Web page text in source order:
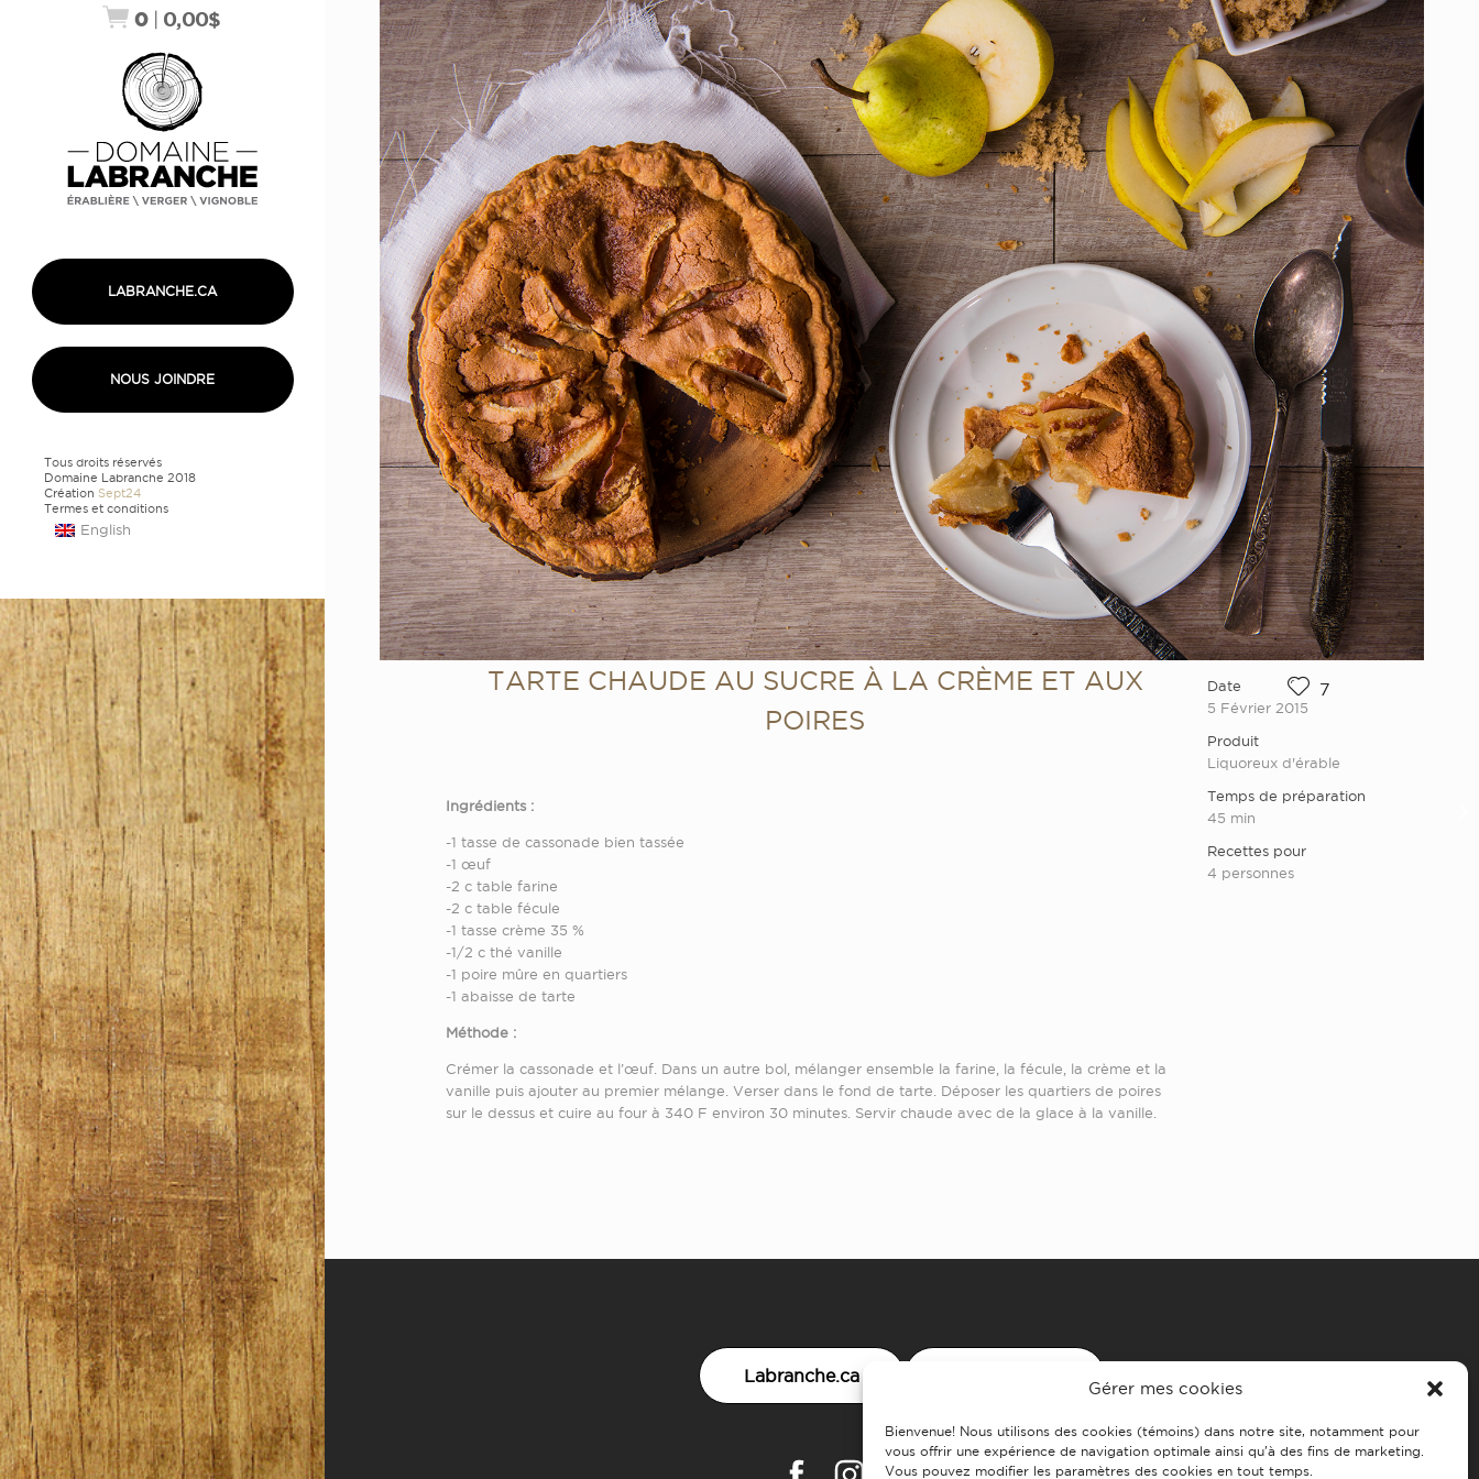
Gérer mes cookies
Bienvenue! Nous utilisons des cookies (témoins) dans notre site, notamment pour
vous offrir une expérience de navigation optimale ainsi qu’à des fins de marketing.
Vous pouvez modifier les paramètres des cookies en tout temps.
0 | 0,00$
LABRANCHE.CA
NOUS JOINDRE
Tous droits réservés
Domaine Labranche 2018
Création Sept24
Termes et conditions
English
TARTE CHAUDE AU SUCRE À LA CRÈME ET AUX
POIRES
Ingrédients :
-1 tasse de cassonade bien tassée
-1 œuf
-2 c table farine
-2 c table fécule
-1 tasse crème 35 %
-1/2 c thé vanille
-1 poire mûre en quartiers
-1 abaisse de tarte
Méthode :
Crémer la cassonade et l’œuf. Dans un autre bol, mélanger ensemble la farine, la fécule, la crème et la
vanille puis ajouter au premier mélange. Verser dans le fond de tarte. Déposer les quartiers de poires
sur le dessus et cuire au four à 340 F environ 30 minutes. Servir chaude avec de la glace à la vanille.
Date
5 Février 2015
Produit
Liquoreux d'érable
Temps de préparation
45 min
Recettes pour
4 personnes
7
Labranche.ca